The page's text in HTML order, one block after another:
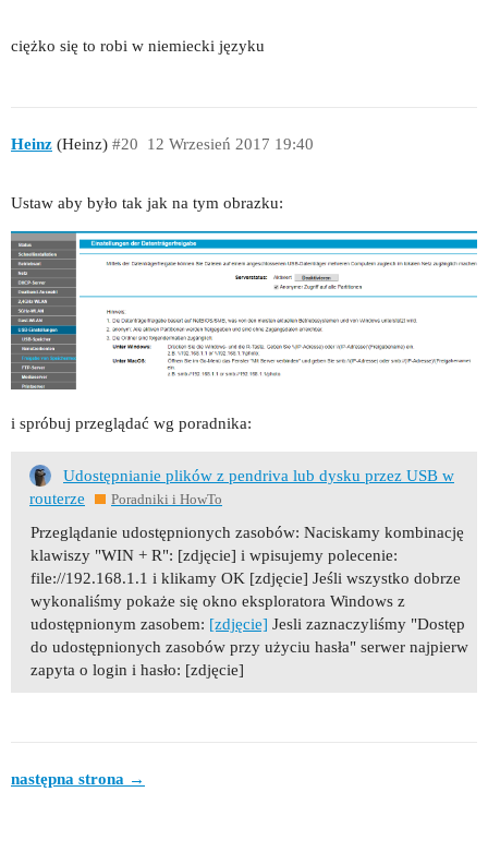
ciężko się to robi w niemiecki języku
Heinz (Heinz) 12 Wrzesień 2017 19:40
#20
Ustaw aby było tak jak na tym obrazku:
i spróbuj przeglądać wg poradnika:
Udostępnianie plików z pendriva lub dysku przez USB w
routerze
Poradniki i HowTo
Przeglądanie udostępnionych zasobów: Naciskamy kombinację
klawiszy "WIN + R": [zdjęcie] i wpisujemy polecenie:
file://192.168.1.1 i klikamy OK [zdjęcie] Jeśli wszystko dobrze
wykonaliśmy pokaże się okno eksploratora Windows z
udostępnionym zasobem: [zdjęcie] Jesli zaznaczyliśmy "Dostęp
do udostępnionych zasobów przy użyciu hasła" serwer najpierw
zapyta o login i hasło: [zdjęcie]
następna strona →